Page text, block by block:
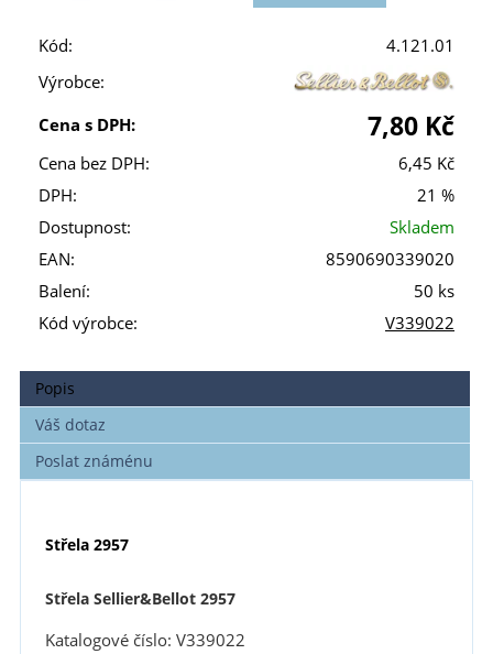
Kód:
4.121.01
Výrobce:
Cena s DPH:
7,80 Kč
Cena bez DPH:
6,45 Kč
DPH:
21 %
Dostupnost:
Skladem
EAN:
8590690339020
Balení:
50 ks
Kód výrobce:
V339022
Popis
Váš dotaz
Poslat známénu
Střela 2957
Střela Sellier&Bellot 2957
Katalogové číslo: V339022